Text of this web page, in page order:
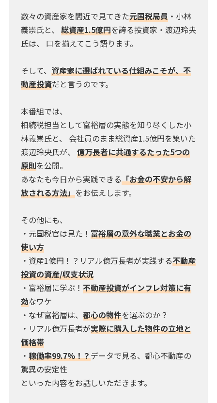
数々の資産家を間近で見てきた元国税局員・小林
義崇氏と、 総資産1.5億円を誇る投資家・渡辺玲央
氏は、 口を揃えてこう語ります。
そして、 資産家に選ばれている仕組みこそが、不
動産投資だと言うのです。
本番組では、
相続税担当として富裕層の実態を知り尽くした小
林義崇氏と、 会社員のまま総資産1.5億円を築いた
渡辺玲央氏が、 億万長者に共通するたった5つの
原則を公開。
あなたも今日から実践できる「お金の不安から解
放される方法」をお伝えします。
その他にも、
・元国税官は見た！ 富裕層の意外な職業とお金の
使い方
・資産1億円！？リアル億万長者が実践する不動産
投資の資産/収支状況
・富裕層に学ぶ！ 不動産投資がインフレ対策に有
効なワケ
・なぜ富裕層は、 都心の物件を選ぶのか？
・リアル億万長者が実際に購入した物件の立地と
価格帯
・ 稼働率99.7%！？データで見る、都心不動産の
驚異の安定性
といった内容をお話しいただきます。